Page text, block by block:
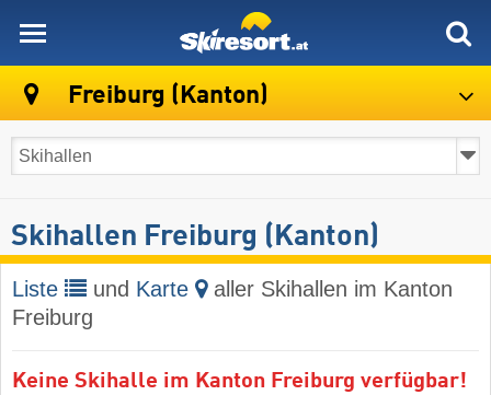
Freiburg (Kanton)
Skihallen Freiburg (Kanton)
Liste und Karte
aller Skihallen im Kanton
Freiburg
Keine Skihalle im Kanton Freiburg verfügbar!